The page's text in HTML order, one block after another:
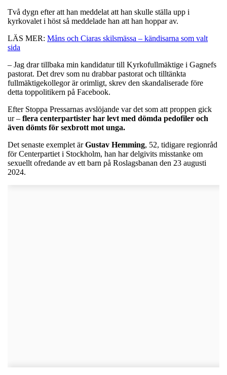
Två dygn efter att han meddelat att han skulle ställa upp i
kyrkovalet i höst så meddelade han att han hoppar av.
LÄS MER: Måns och Ciaras skilsmässa – kändisarna som valt
sida
– Jag drar tillbaka min kandidatur till Kyrkofullmäktige i Gagnefs
pastorat. Det drev som nu drabbar pastorat och tilltänkta
fullmäktigekollegor är orimligt, skrev den skandaliserade före
detta toppolitikern på Facebook.
Efter Stoppa Pressarnas avslöjande var det som att proppen gick
ur – flera centerpartister har levt med dömda pedofiler och
även dömts för sexbrott mot unga.
Det senaste exemplet är ​Gustav Hemming, 52, tidigare regionråd
för Centerpartiet i Stockholm, han har delgivits misstanke om
sexuellt ofredande av ett barn på Roslagsbanan den 23 augusti
2024.